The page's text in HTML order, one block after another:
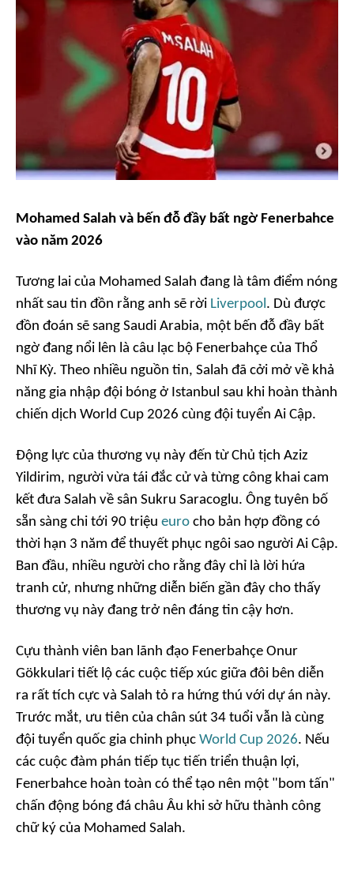
Mohamed Salah và bến đỗ đầy bất ngờ Fenerbahce
vào năm 2026
Tương lai của Mohamed Salah đang là tâm điểm nóng
nhất sau tin đồn rằng anh sẽ rời Liverpool. Dù được
đồn đoán sẽ sang Saudi Arabia, một bến đỗ đầy bất
ngờ đang nổi lên là câu lạc bộ Fenerbahçe của Thổ
Nhĩ Kỳ. Theo nhiều nguồn tin, Salah đã cởi mở về khả
năng gia nhập đội bóng ở Istanbul sau khi hoàn thành
chiến dịch World Cup 2026 cùng đội tuyển Ai Cập.
Động lực của thương vụ này đến từ Chủ tịch Aziz
Yildirim, người vừa tái đắc cử và từng công khai cam
kết đưa Salah về sân Sukru Saracoglu. Ông tuyên bố
sẵn sàng chi tới 90 triệu euro cho bản hợp đồng có
thời hạn 3 năm để thuyết phục ngôi sao người Ai Cập.
Ban đầu, nhiều người cho rằng đây chỉ là lời hứa
tranh cử, nhưng những diễn biến gần đây cho thấy
thương vụ này đang trở nên đáng tin cậy hơn.
Cựu thành viên ban lãnh đạo Fenerbahçe Onur
Gökkulari tiết lộ các cuộc tiếp xúc giữa đôi bên diễn
ra rất tích cực và Salah tỏ ra hứng thú với dự án này.
Trước mắt, ưu tiên của chân sút 34 tuổi vẫn là cùng
đội tuyển quốc gia chinh phục World Cup 2026. Nếu
các cuộc đàm phán tiếp tục tiến triển thuận lợi,
Fenerbahce hoàn toàn có thể tạo nên một "bom tấn"
chấn động bóng đá châu Âu khi sở hữu thành công
chữ ký của Mohamed Salah.